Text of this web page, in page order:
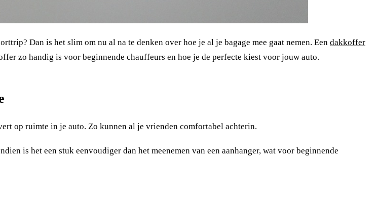
Dan is het slim om nu al na te denken over hoe je al je bagage mee gaat nemen. Een dakkoffer
zo handig is voor beginnende chauffeurs en hoe je de perfecte kiest voor jouw auto.
op ruimte in je auto. Zo kunnen al je vrienden comfortabel achterin.
is het een stuk eenvoudiger dan het meenemen van een aanhanger, wat voor beginnende